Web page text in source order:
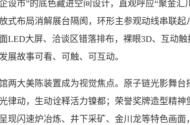
设市”的底色藏进空间设计，直观呼应“聚金汇
式布局消解展台隔阂，环形主参观动线串联
LED大屏、洽谈区错落排布，裸眼3D、互动
展故事可看、可触、可互动。
大美陈装置成为视觉焦点。原子链光影舞台
律动，生动诠释活力镍都；荣誉奖牌造型精
现闪速炉冶炼、井下采矿、金川龙等特色画